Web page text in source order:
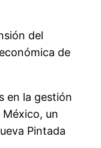
del
de
en la gestión
un
Pintada